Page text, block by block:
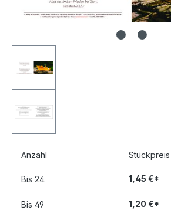
Anzahl Stückpreis
Bis 24 1,45 €*
Bis 49 1,20 €*